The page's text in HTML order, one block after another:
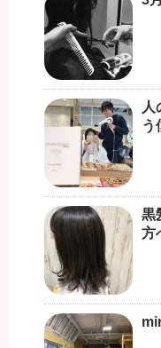
人
う
黒
方